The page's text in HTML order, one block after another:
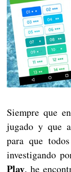
Siempre que
jugado y que
para que
investigando
Play, he